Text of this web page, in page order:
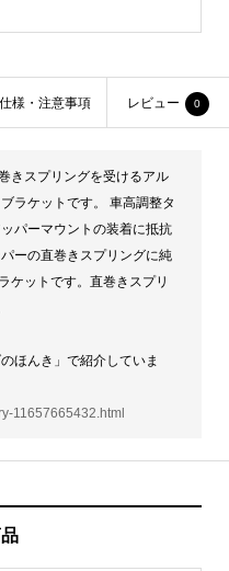
仕様・注意事項 レビュー 0
きスプリングを受けるアル
ラケットです。 車高調整タ
パーマウントの装着に抵抗
ーの直巻きスプリングに純
ケットです。直巻きスプリ
ほんき」で紹介していま
11657665432.html